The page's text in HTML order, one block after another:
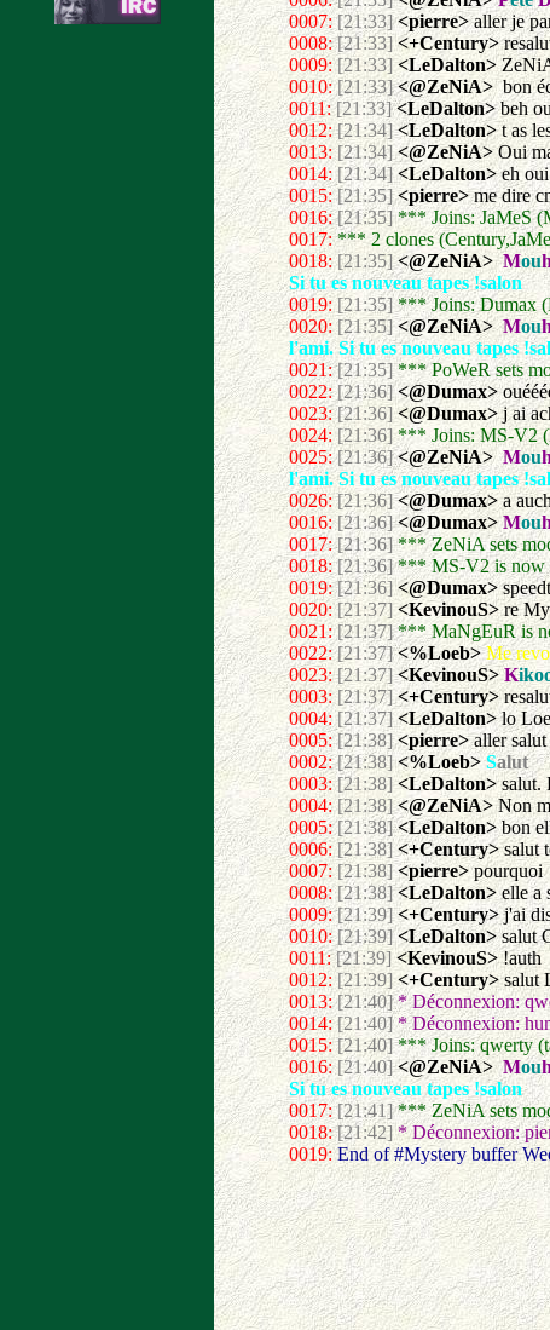
0007: [21:33]<pierre>aller je
0008: [21:33]<+Century>
0009: [21:33]<LeDalton>ZeNiA
0010: [21:33]<@ZeNiA>bon
0011: [21:33]<LeDalton>beh
0012: [21:34]<LeDalton>t as
0013: [21:34]<@ZeNiA>Oui
0014: [21:34]<LeDalton>eh oui
0015: [21:35]<pierre>me dire
0016: [21:35]*** Joins: JaMeS
0017: *** 2 clones
0018: [21:35]<@ZeNiA> Mouh
Si tu es nouveau tapes !salon
0019: [21:35]*** Joins: Dumax
0020: [21:35]<@ZeNiA> Mou
l'ami. Si tu es nouveau tapes
0021: [21:35]*** PoWeR sets
0022: [21:36]<@Dumax>
0023: [21:36]<@Dumax>j ai
0024: [21:36]*** Joins: MS-V2
0025: [21:36]<@ZeNiA> Mou
l'ami. Si tu es nouveau tapes
0026: [21:36]<@Dumax>a
0016: [21:36]<@Dumax> Mou
0017: [21:36]*** ZeNiA sets
0018: [21:36]*** MS-V2 is now
0019: [21:36]<@Dumax>
0020: [21:37]<KevinouS>re
0021: [21:37]*** MaNgEuR is
0022: [21:37]<%Loeb> Me
0023: [21:37]<KevinouS> K
0003: [21:37]<+Century>
0004: [21:37]<LeDalton>lo
0005: [21:38]<pierre>aller salut
0002: [21:38]<%Loeb> Salut
0003: [21:38]<LeDalton>salut.
0004: [21:38]<@ZeNiA>Non
0005: [21:38]<LeDalton>bon
0006: [21:38]<+Century>salut
0007: [21:38]<pierre>pourquoi
0008: [21:38]<LeDalton>elle a
0009: [21:39]<+Century>j'ai
0010: [21:39]<LeDalton>salut
0011: [21:39]<KevinouS>!auth
0012: [21:39]<+Century>salut
0013: [21:40]* Déconnexion:
0014: [21:40]* Déconnexion:
0015: [21:40]*** Joins: qwerty
0016: [21:40]<@ZeNiA> Mou
Si tu es nouveau tapes !salon
0017: [21:41]*** ZeNiA sets
0018: [21:42]* Déconnexion:
0019: End of #Mystery buffer